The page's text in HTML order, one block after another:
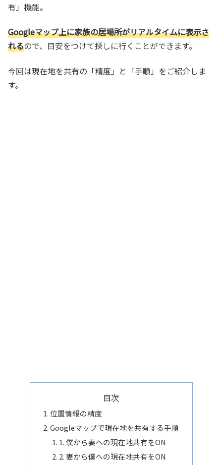
有」機能。
Googleマップ上に家族の居場所がリアルタイムに表示さ
れるので、目安をつけて探しに行くことができます。
今回は現在地を共有の「精度」と「手順」をご紹介しま
す。
目次
位置情報の精度
Googleマップで現在地を共有する手順
1. 僕から妻への現在地共有をON
2. 妻から僕への現在地共有をON